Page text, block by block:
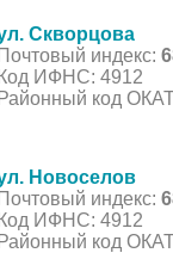
Скворцова
Почтовый индекс:
Код ИФНС: 4912
Районный код
Новоселов
Почтовый индекс:
Код ИФНС: 4912
Районный код